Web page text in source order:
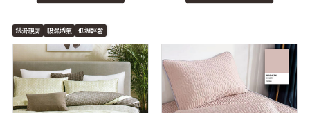
絲滑親膚 吸濕透氣 低調輕奢